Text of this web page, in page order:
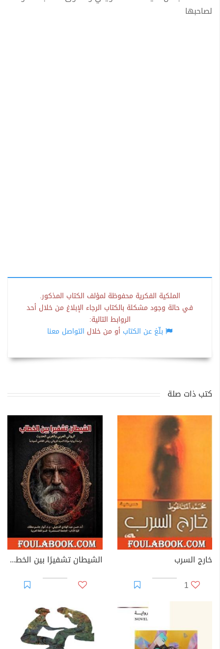
لصاحبها
الملكية الفكرية محفوظة لمؤلف الكتاب المذكور.
في حالة وجود مشكلة بالكتاب الرجاء الإبلاغ من خلال أحد
الروابط التالية:
بلّغ عن الكتاب أو من خلال التواصل معنا
كتب ذات صلة
خارج السرب
1
الشيطان تشفيرًا بين الخطاب الروائي العربي والغربي الحديث